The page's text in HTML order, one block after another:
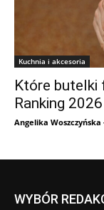
Kuchnia i akcesoria
Które butelki
Ranking
Angelika
WYBÓR